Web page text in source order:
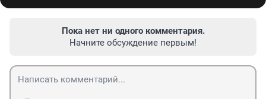
Пока нет ни одного комментария.
Начните обсуждение первым!